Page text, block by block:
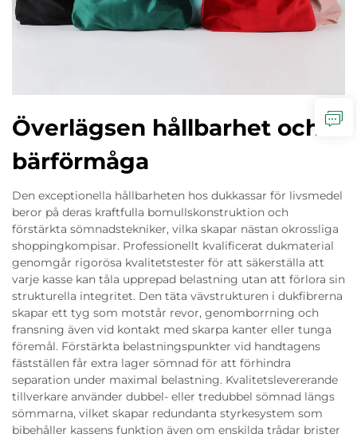
Överlägsen hållbarhet och
bärförmåga
Den exceptionella hållbarheten hos dukkassar för livsmedel
beror på deras kraftfulla bomullskonstruktion och
förstärkta sömnadstekniker, vilka skapar nästan okrossliga
shoppingkompisar. Professionellt kvalificerat dukmaterial
genomgår rigorösa kvalitetstester för att säkerställa att
varje kasse kan tåla upprepad belastning utan att förlora sin
strukturella integritet. Den täta vävstrukturen i dukfibrerna
skapar ett tyg som motstår revor, genomborrning och
fransning även vid kontakt med skarpa kanter eller tunga
föremål. Förstärkta belastningspunkter vid handtagens
fästställen får extra lager sömnad för att förhindra
separation under maximal belastning. Kvalitetslevererande
tillverkare använder dubbel- eller tredubbel sömnad längs
sömmarna, vilket skapar redundanta styrkesystem som
bibehåller kassens funktion även om enskilda trådar brister